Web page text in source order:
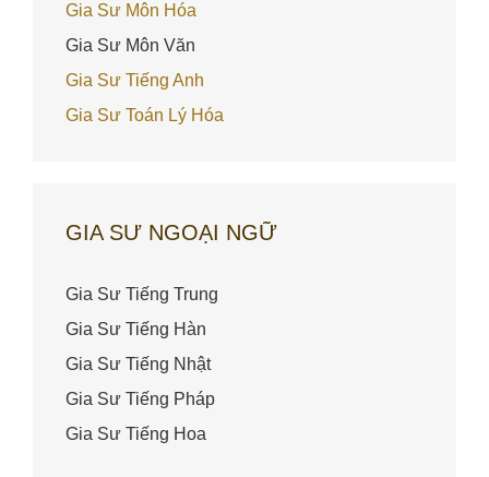
Gia Sư Môn Hóa
Gia Sư Môn Văn
Gia Sư Tiếng Anh
Gia Sư Toán Lý Hóa
GIA SƯ NGOẠI NGỮ
Gia Sư Tiếng Trung
Gia Sư Tiếng Hàn
Gia Sư Tiếng Nhật
Gia Sư Tiếng Pháp
Gia Sư Tiếng Hoa